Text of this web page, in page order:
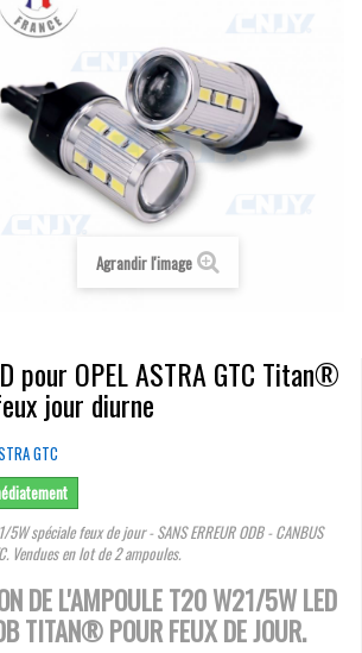
Agrandir l'image
pour OPEL ASTRA GTC Titan®
jour diurne
GTC
spéciale feux de jour - SANS ERREUR ODB - CANBUS
Vendues en lot de 2 ampoules.
DE L'AMPOULE T20 W21/5W LED
TITAN® POUR FEUX DE JOUR.